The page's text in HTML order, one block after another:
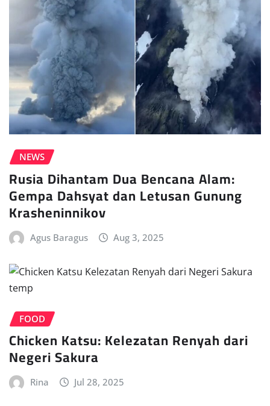
NEWS
Rusia Dihantam Dua Bencana Alam:
Gempa Dahsyat dan Letusan Gunung
Krasheninnikov
Agus Baragus Aug 3, 2025
FOOD
Chicken Katsu: Kelezatan Renyah dari
Negeri Sakura
Rina Jul 28, 2025